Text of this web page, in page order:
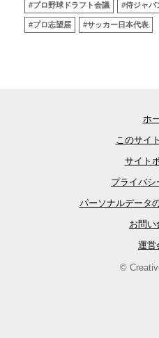
#プロ野球ドラフト会議 #侍ジャパ
#プロ志望届 #サッカー日本代表
ホ
このサイ
サイト
プライバシ
パーソナルデータ
お問い
運営
©